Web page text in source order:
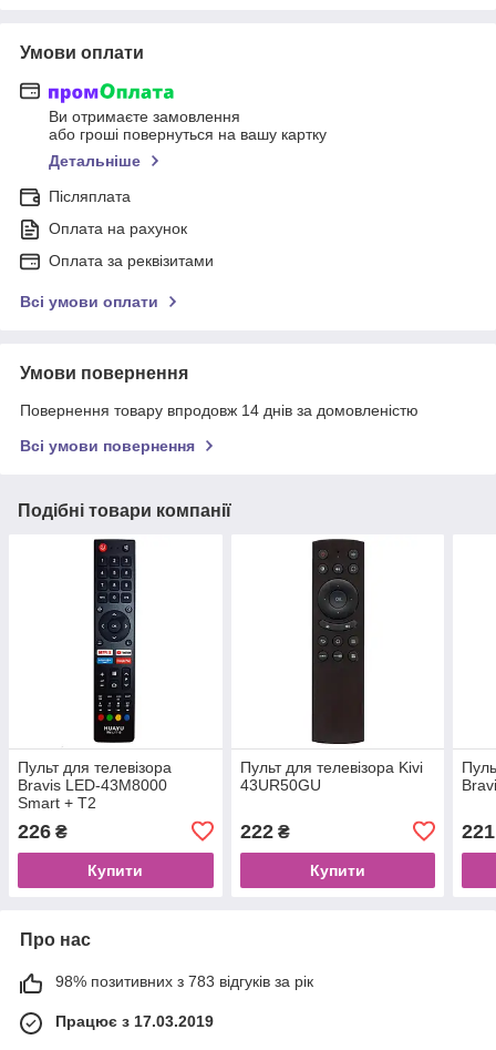
Умови оплати
Ви отримаєте замовлення
або гроші повернуться на вашу картку
Детальніше
Післяплата
Оплата на рахунок
Оплата за реквізитами
Всі умови оплати
Умови повернення
Повернення товару впродовж 14 днів за домовленістю
Всі умови повернення
Подібні товари компанії
Пульт для телевізора
Bravis LED-43M8000
Smart + T2
226 ₴
Купити
Пульт для телевізора Kivi
43UR50GU
222₴
Купити
221
Про нас
98% позитивних з 783 відгуків за рік
Працює з 17.03.2019